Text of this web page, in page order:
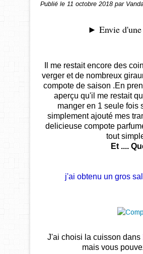
Publié le 11 octobre 2018 par
► Envie
Il me restait encore des
verger et de nombreux
compote de saison .En
aperçu qu'il me restait
manger en 1 seule fois
simplement ajouté mes
delicieuse compote
tout
Et ....
j'ai obtenu un gros
J'ai choisi la cuisson dans
mais vous